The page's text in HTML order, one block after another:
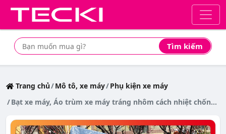
Tìm kiếm
Tìm mua sản phẩm giá rẻ nhất
Trang chủ Mô tô, xe máy Phụ kiện xe máy
Bạt xe máy, Áo trùm xe máy tráng nhôm cách nhiệt chống mưa nắng - SLC.VN